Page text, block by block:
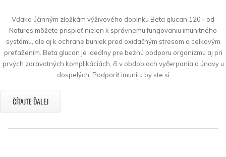
Vďaka účinným zložkám výživového doplnku Beta glucan 120+ od
Natures môžete prispieť nielen k správnemu fungovaniu imunitného
systému, ale aj k ochrane buniek pred oxidačným stresom a celkovým
preťažením. Beta glucan je ideálny pre bežnú podporu organizmu aj pri
prvých zdravotných komplikáciách, či v obdobiach vyčerpania a únavy u
dospelých. Podporiť imunitu by ste si
ČÍTAJTE ĎALEJ